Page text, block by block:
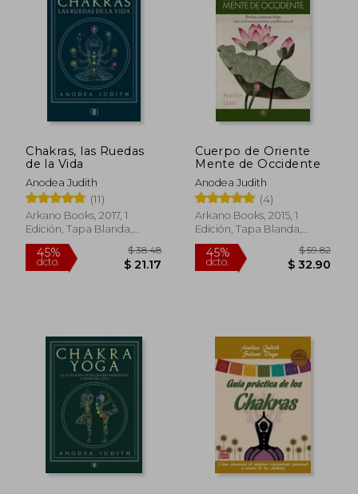
Chakras, las Ruedas
de la Vida
Anodea Judith
(11)
Arkano Books, 2017, 1
Edición, Tapa Blanda,
Nuevo
45%
Cuerpo de Oriente
Mente de Occidente
Anodea Judith
(4)
Arkano Books, 2015, 1
Edición, Tapa Blanda,
Nuevo
45%
dcto.